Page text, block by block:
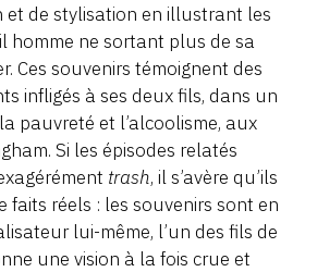
et de stylisation en illustrant les
homme ne sortant plus de sa
Ces souvenirs témoignent des
infligés à ses deux fils, dans un
pauvreté et l’alcoolisme, aux
Si les épisodes relatés
trash, il s’avère qu’ils
faits réels : les souvenirs sont en
lui-même, l’un des fils de
une vision à la fois crue et